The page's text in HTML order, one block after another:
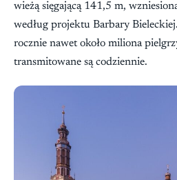
wieżą sięgającą 141,5 m,
według projektu Barbary
rocznie nawet około miliona
transmitowane są codziennie.